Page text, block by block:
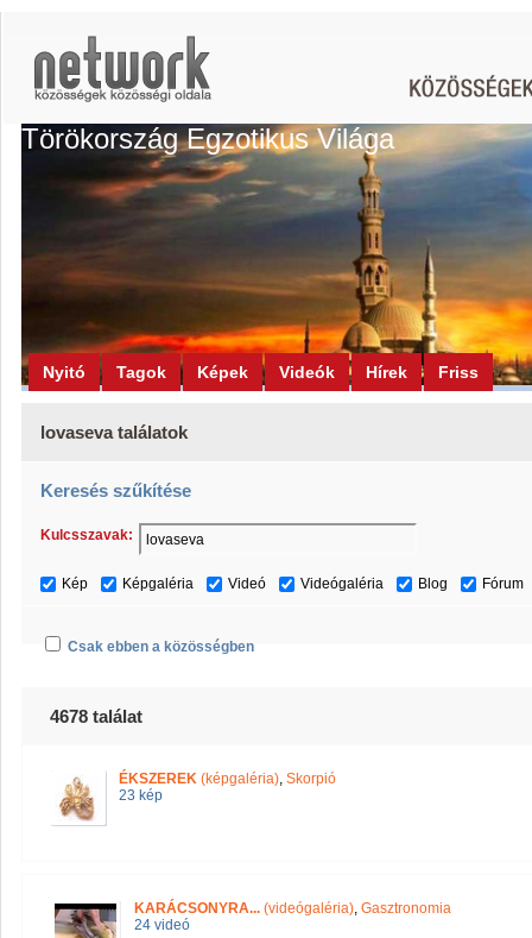
Törökország Egzotikus Világa
Nyitó Tagok Képek Videók Hírek Friss
lovaseva találatok
Keresés szűkítése
Kulcsszavak:
Kép Képgaléria Videó Videógaléria Blog Fórum
Csak ebben a közösségben
4678 találat
ÉKSZEREK (képgaléria), Skorpió
23 kép
KARÁCSONYRA... (videógaléria), Gasztronomia
24 videó